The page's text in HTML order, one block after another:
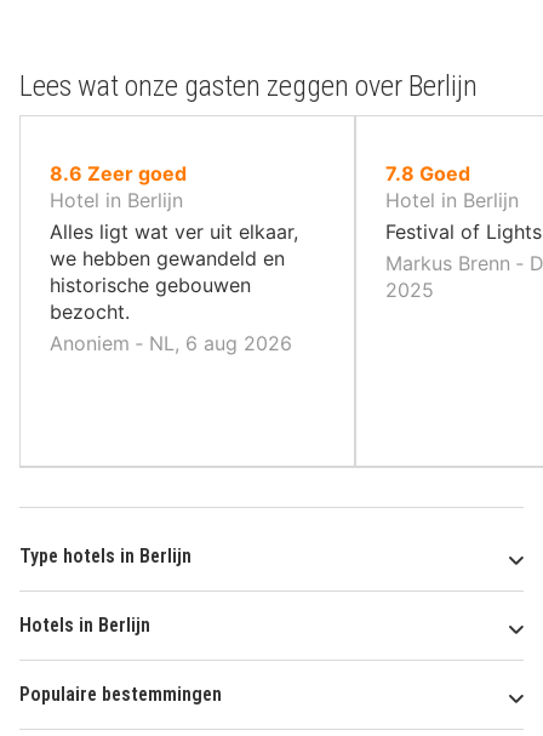
Lees wat onze gasten zeggen over Berlijn
8.6 uit
10
,
Zeer goed
Hotel in Berlijn
Alles ligt wat ver uit elkaar,
we hebben gewandeld en
historische gebouwen
bezocht.
Anoniem ‐ NL, 6 aug 2026
7.8 uit
10
,
Goed
Hotel in Berlijn
Festival of
Markus Brenn ‐
2025
Type hotels in Berlijn
Hotels in Berlijn
Populaire bestemmingen